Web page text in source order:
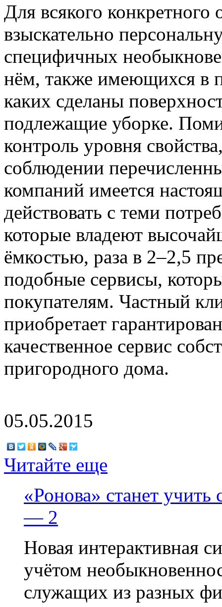
Для всякого конкретного
взыскательно
специфичных
нём, также имеющихся в
каких сделаны
подлежащие уборке.
контроль уровня
соблюдении
компаний имеется
действовать с теми
которые владеют
ёмкостью, раза в 2–2,5
подобные сервисы,
покупателям. Частный
приобретает
качественное сервис
пригородного дома.
05.05.2015
Читайте еще
«Ронова» станет
— 2
Новая интерактивная
учётом
служащих из разных